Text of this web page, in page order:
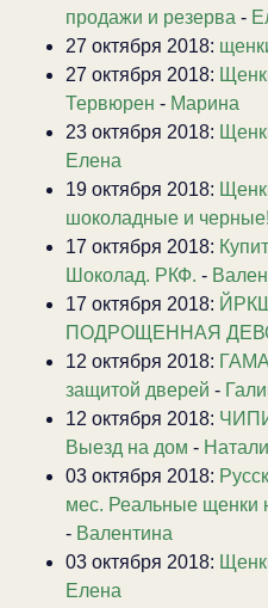
продажи и резерва -
27 октября 2018:
27 октября 2018:
Тервюрен - Марина
23 октября 2018:
Елена
19 октября 2018:
шоколадные и черные!
17 октября 2018:
Шоколад. РКФ. -
17 октября 2018:
ПОДРОЩЕННАЯ
12 октября 2018:
защитой дверей -
12 октября 2018:
Выезд на дом -
03 октября 2018:
мес. Реальные щенки
- Валентина
03 октября 2018:
Елена